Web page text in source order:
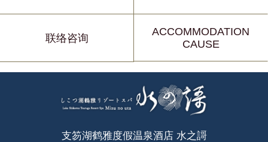
联络咨询
ACCOMMODATION
CAUSE
支笏湖鹤雅度假温泉酒店 水之謌